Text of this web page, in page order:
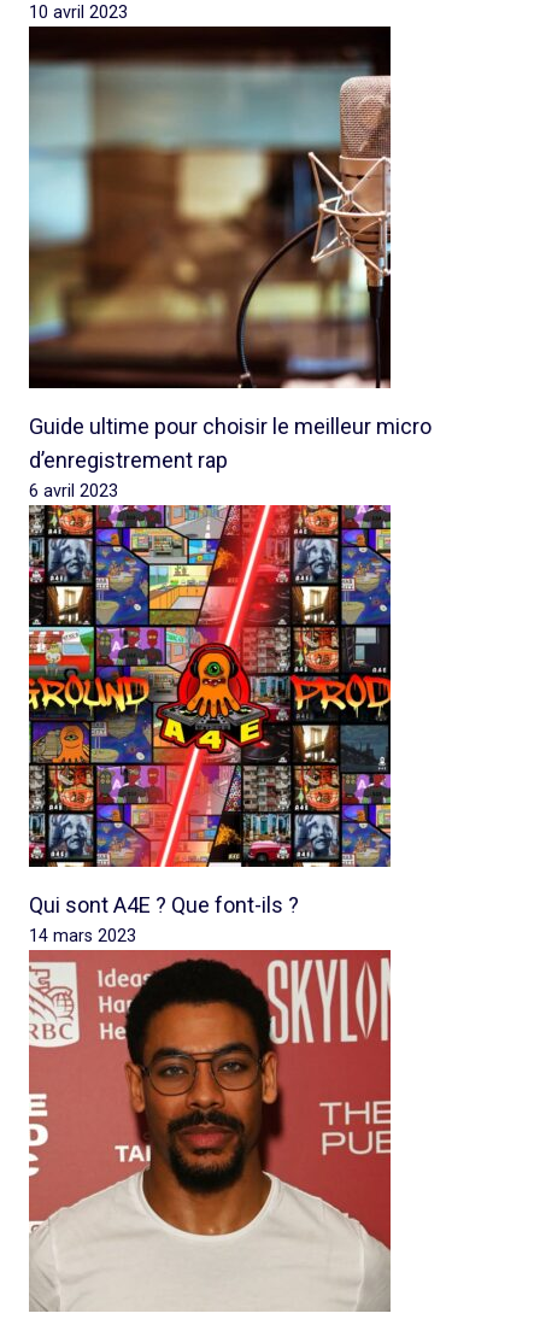
10 avril 2023
Guide ultime pour choisir le meilleur micro
d’enregistrement rap
6 avril 2023
Qui sont A4E ? Que font-ils ?
14 mars 2023